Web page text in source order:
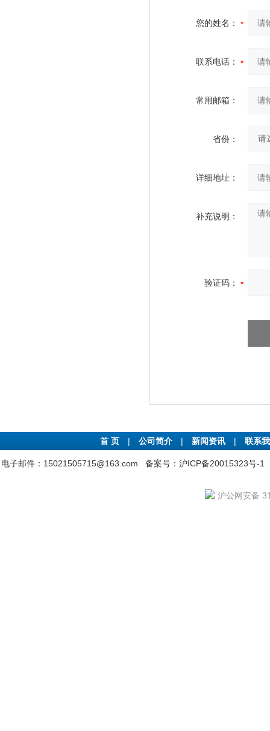
您的姓名：
联系电话：
常用邮箱：
省份：
详细地址：
补充说明：
验证码：
首 页 | 公司简介 | 新闻资讯 | 联系
电子邮件：15021505715@163.com 备案号：沪ICP备20015323号-1
沪公网安备